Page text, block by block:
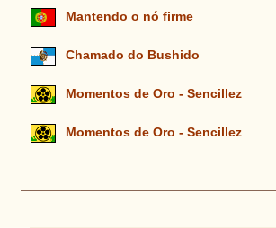
Mantendo o nó firme
Chamado do Bushido
Momentos de Oro - Sencillez
Momentos de Oro - Sencillez